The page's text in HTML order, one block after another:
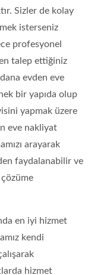
Sizler de kolay
isterseniz
profesyonel
talep ettiğiniz
evden eve
bir yapıda olup
yapmak üzere
eve nakliyat
arayarak
faydalanabilir ve
en iyi hizmet
kendi
hizmet